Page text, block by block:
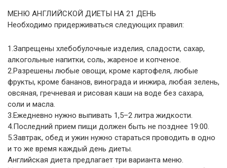
МЕНЮ АНГЛИЙСКОЙ ДИЕТЫ НА 21 ДЕНЬ
Необходимо придерживаться следующих правил:
1.Запрещены хлебобулочные изделия, сладости, сахар,
алкогольные напитки, соль, жареное и копченое.
2.Разрешены любые овощи, кроме картофеля, любые
фрукты, кроме бананов, винограда и инжира, любая зелень,
овсяная, гречневая и рисовая каши на воде без сахара,
соли и масла.
3.Ежедневно нужно выпивать 1,5–2 литра жидкости.
4.Последний прием пищи должен быть не позднее 19:00.
5.Завтрак, обед и ужин нужно стараться проводить в одно
и то же время каждый день диеты.
Английская диета предлагает три варианта меню.